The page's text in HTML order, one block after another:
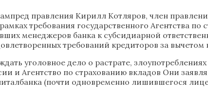
правления Кирилл Котляров, член
требования государственного Агентства по
менеджеров банка к субсидиарной
требований кредиторов за вычетом
уголовное дело о растрате,
и Агентство по страхованию вкладов Они
(почти одновременно лишившегося